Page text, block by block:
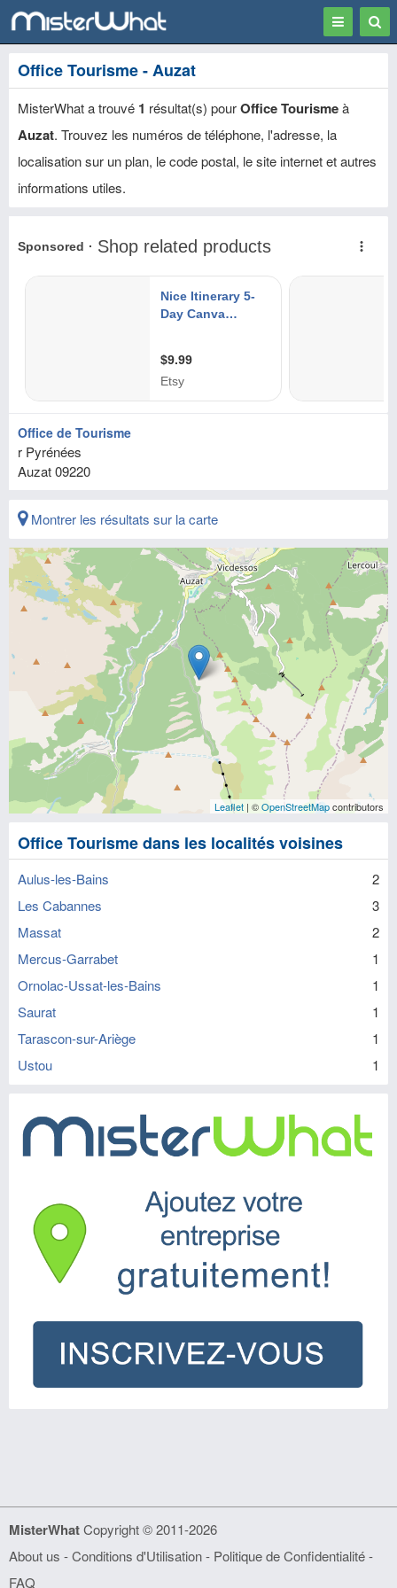
Toggle
Office Tourisme - Auzat
MisterWhat a trouvé 1 résultat(s) pourOffice Tourismeà
Auzat. Trouvez les numéros de téléphone, l'adresse, la
localisation sur un plan, le code postal, le site internet et autres
informations utiles.
Office de Tourisme
r Pyrénées
Auzat09220
Montrer les résultats sur la carte
Leaflet | ©OpenStreetMapcontributors
Office Tourisme dans les localités voisines
Aulus-les-Bains
2
Les Cabannes
3
Massat
2
Mercus-Garrabet
1
Ornolac-Ussat-les-Bains
1
Saurat
1
Tarascon-sur-Ariège
1
Ustou
1
MisterWhatCopyright © 2011-2026
About us -Conditions d'Utilisation- Politique de Confidentialité-
FAQ